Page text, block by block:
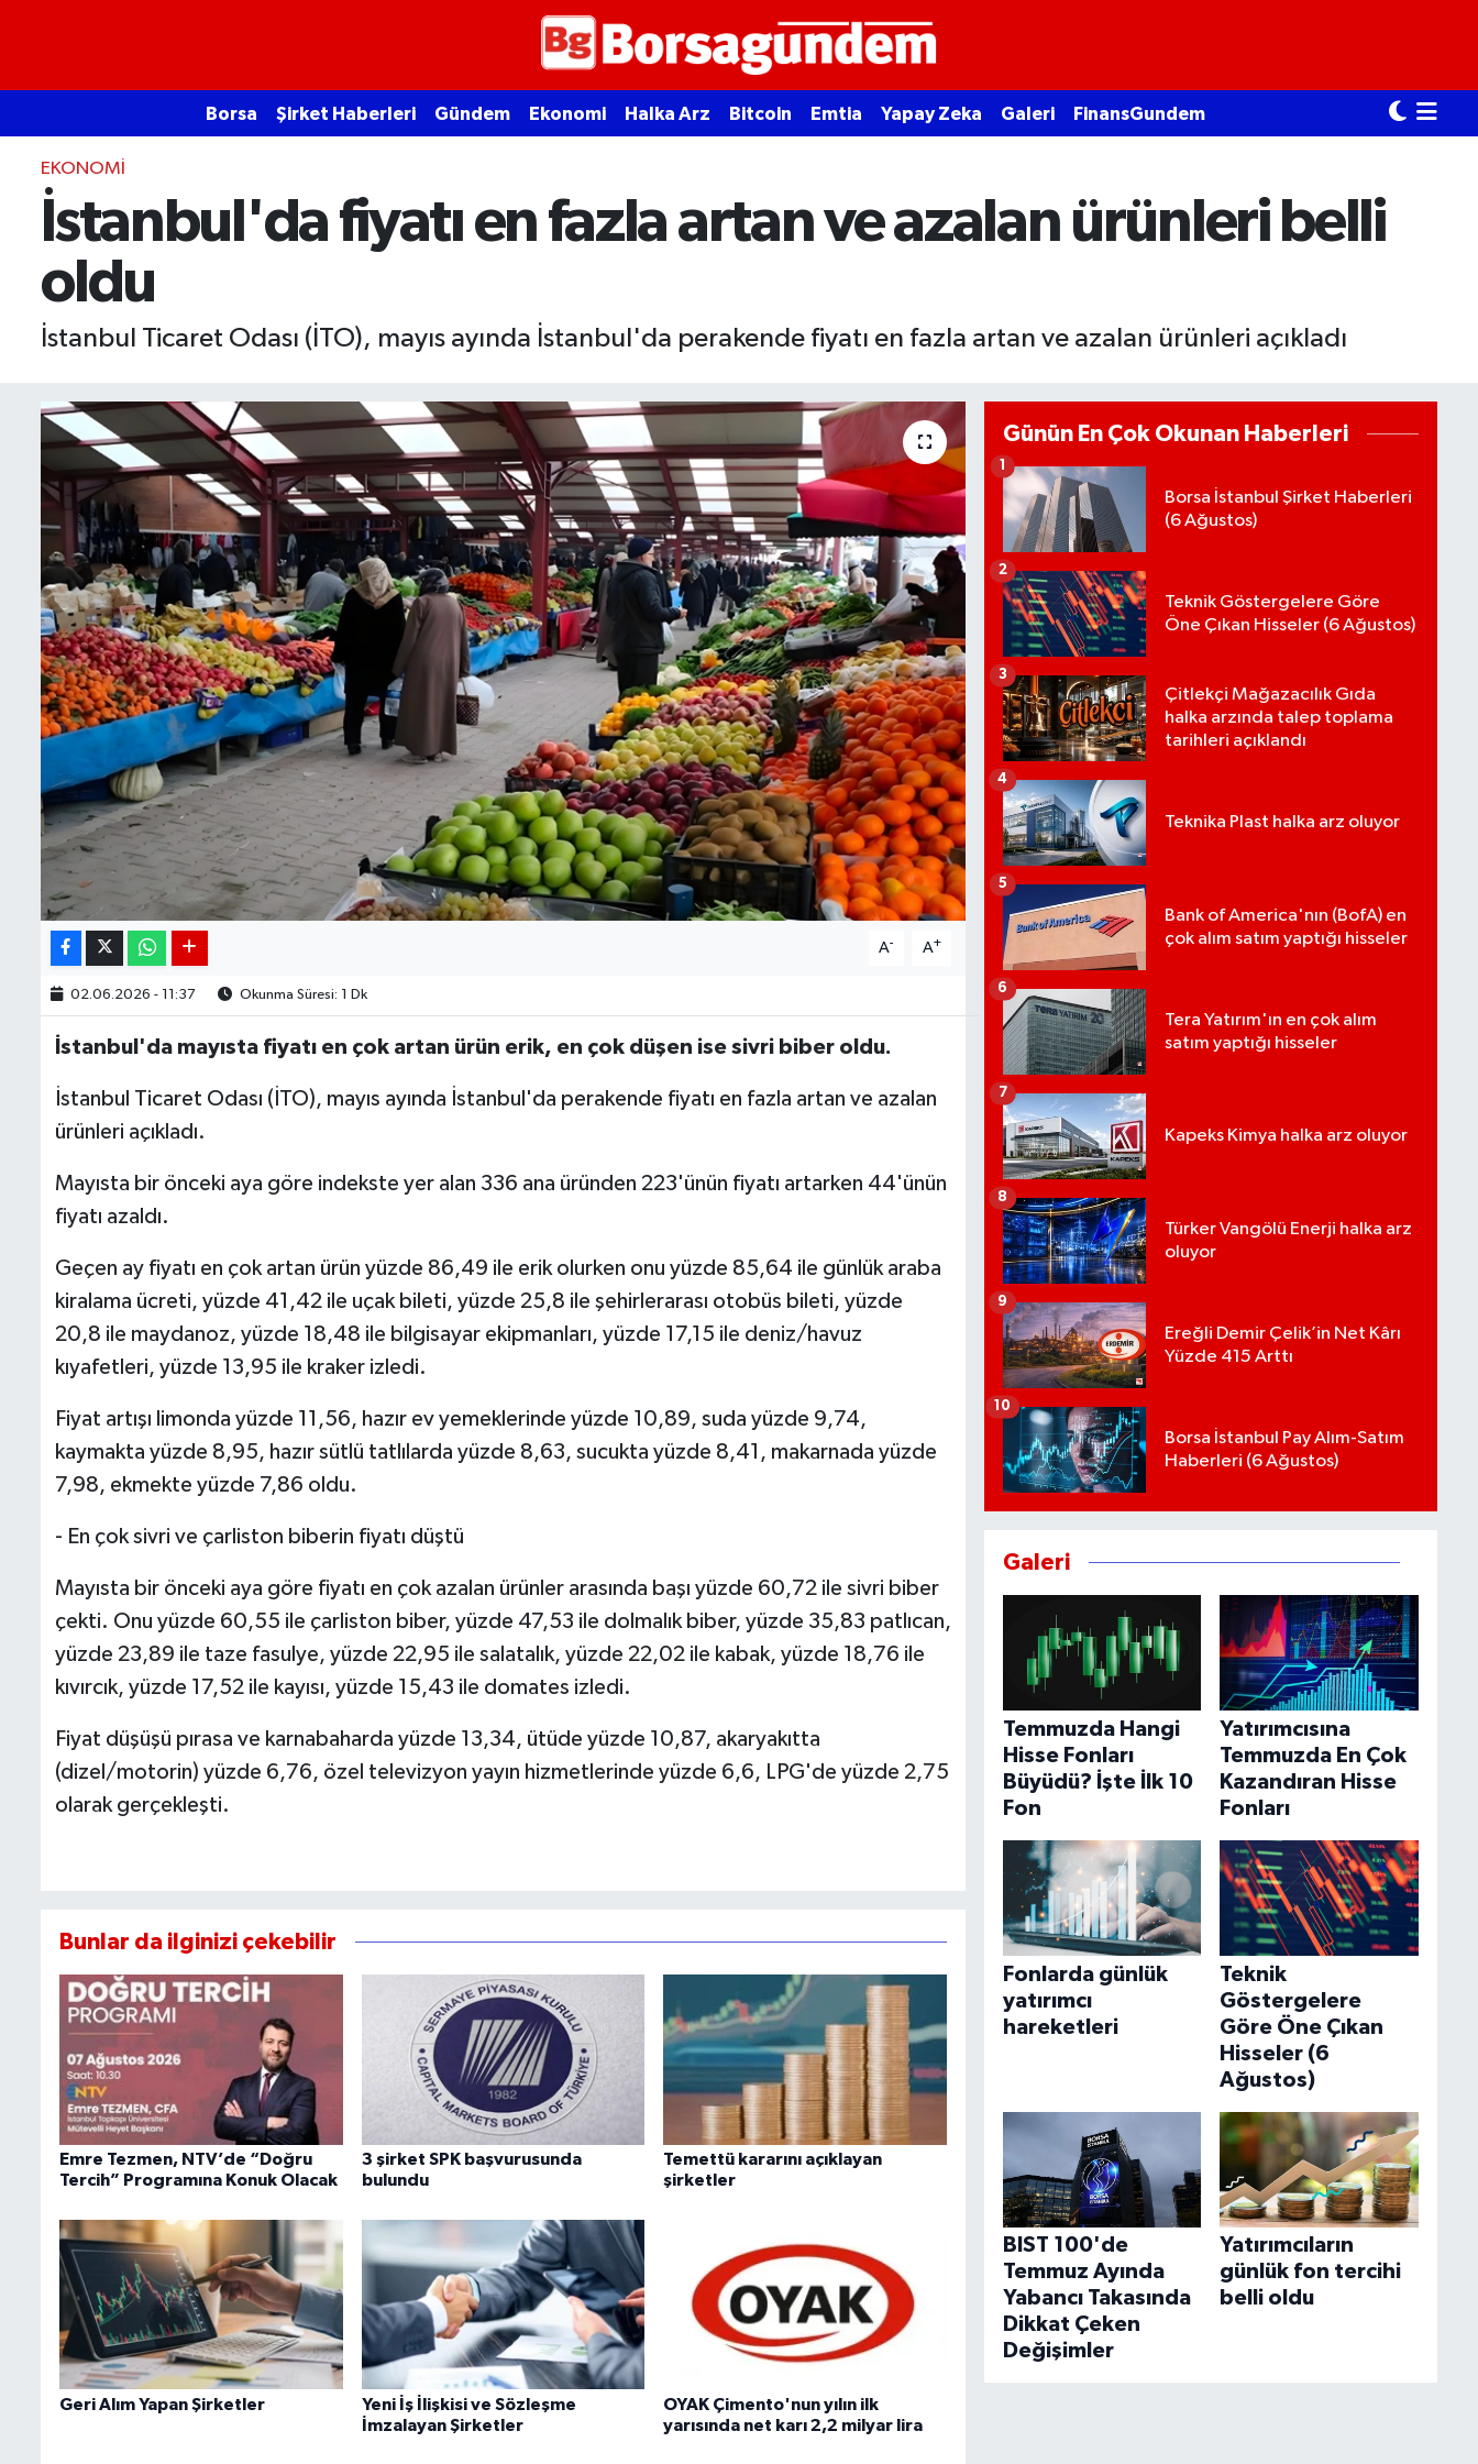
Borsa Şirket Haberleri Gündem Ekonomi Halka Arz Bitcoin Emtia Yapay Zeka Galeri FinansGundem
EKONOMI
İstanbul'da fiyatı en fazla artan ve azalan ürünleri belli
oldu
İstanbul Ticaret Odası (İTO), mayıs ayında İstanbul'da perakende fiyatı en fazla artan ve azalan ürünleri açıkladı
A- A+
02.06.2026 - 11:37 Okunma Süresi: 1 Dk
İstanbul'da mayısta fiyatı en çok artan ürün erik, en çok düşen ise sivri biber oldu.
İstanbul Ticaret Odası (İTO), mayıs ayında İstanbul'da perakende fiyatı en fazla artan ve azalan
ürünleri açıkladı.
Mayısta bir önceki aya göre indekste yer alan 336 ana üründen 223'ünün fiyatı artarken 44'ünün
fiyatı azaldı.
Geçen ay fiyatı en çok artan ürün yüzde 86,49 ile erik olurken onu yüzde 85,64 ile günlük araba
kiralama ücreti, yüzde 41,42 ile uçak bileti, yüzde 25,8 ile şehirlerarası otobüs bileti, yüzde
20,8 ile maydanoz, yüzde 18,48 ile bilgisayar ekipmanları, yüzde 17,15 ile deniz/havuz
kıyafetleri, yüzde 13,95 ile kraker izledi.
Fiyat artışı limonda yüzde 11,56, hazır ev yemeklerinde yüzde 10,89, suda yüzde 9,74,
kaymakta yüzde 8,95, hazır sütlü tatlılarda yüzde 8,63, sucukta yüzde 8,41, makarnada yüzde
7,98, ekmekte yüzde 7,86 oldu.
- En çok sivri ve çarliston biberin fiyatı düştü
Mayısta bir önceki aya göre fiyatı en çok azalan ürünler arasında başı yüzde 60,72 ile sivri biber
çekti. Onu yüzde 60,55 ile çarliston biber, yüzde 47,53 ile dolmalık biber, yüzde 35,83 patlıcan,
yüzde 23,89 ile taze fasulye, yüzde 22,95 ile salatalık, yüzde 22,02 ile kabak, yüzde 18,76 ile
kıvırcık, yüzde 17,52 ile kayısı, yüzde 15,43 ile domates izledi.
Fiyat düşüşü pırasa ve karnabaharda yüzde 13,34, ütüde yüzde 10,87, akaryakıtta
(dizel/motorin) yüzde 6,76, özel televizyon yayın hizmetlerinde yüzde 6,6, LPG'de yüzde 2,75
olarak gerçekleşti.
Bunlar da ilginizi çekebilir
Emre Tezmen, NTV’de “Doğru
Tercih” Programına Konuk Olacak
3 şirket SPK başvurusunda
bulundu
Temettü kararını açıklayan
şirketler
Geri Alım Yapan Şirketler
Yeni İş İlişkisi ve Sözleşme
İmzalayan Şirketler
OYAK Çimento'nun yılın ilk
yarısında net karı 2,2 milyar lira
Günün En Çok Okunan Haberleri
Borsa İstanbul Şirket Haberleri
(6 Ağustos)
1
Teknik Göstergelere Göre
Öne Çıkan Hisseler (6 Ağustos)
2
Çitlekçi Mağazacılık Gıda
halka arzında talep toplama
tarihleri açıklandı
3
Teknika Plast halka arz oluyor
4
Bank of America'nın (BofA) en
çok alım satım yaptığı hisseler
5
Tera Yatırım'ın en çok alım
satım yaptığı hisseler
6
Kapeks Kimya halka arz oluyor
7
Türker Vangölü Enerji halka arz
oluyor
8
Ereğli Demir Çelik’in Net Kârı
Yüzde 415 Arttı
9
Borsa İstanbul Pay Alım-Satım
Haberleri (6 Ağustos)
10
Galeri
Temmuzda Hangi
Hisse Fonları
Büyüdü? İşte İlk 10
Fon
Yatırımcısına
Temmuzda En Çok
Kazandıran Hisse
Fonları
Fonlarda günlük
yatırımcı
hareketleri
Teknik
Göstergelere
Göre Öne Çıkan
Hisseler (6
Ağustos)
BIST 100'de
Temmuz Ayında
Yabancı Takasında
Dikkat Çeken
Değişimler
Yatırımcıların
günlük fon tercihi
belli oldu
Ekonomi
Gündem
Şirket Haberleri
Borsa Gundem
BIST 100 Isı Haritası
Coin Isı Haritası
Ekonomik Takvim
Kiripto Para Piyasası
Gizlilik Sözleşmesi
Hakkımızda
İletişim